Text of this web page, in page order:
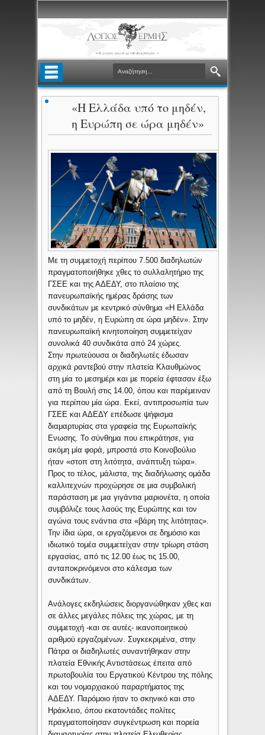
«Η Ελλάδα υπό το μηδέν,
η Ευρώπη σε ώρα μηδέν»
Με τη συμμετοχή περίπου 7.500 διαδηλωτών
πραγματοποιήθηκε χθες το συλλαλητήριο της
ΓΣΕΕ και της ΑΔΕΔΥ, στο πλαίσιο της
πανευρωπαϊκής ημέρας δράσης των
συνδικάτων με κεντρικό σύνθημα «Η Ελλάδα
υπό το μηδέν, η Ευρώπη σε ώρα μηδέν». Στην
πανευρωπαϊκή κινητοποίηση συμμετείχαν
συνολικά 40 συνδικάτα από 24 χώρες.
Στην πρωτεύουσα οι διαδηλωτές έδωσαν
αρχικά ραντεβού στην πλατεία Κλαυθμώνος
στη μία το μεσημέρι και με πορεία έφτασαν έξω
από τη Βουλή στις 14.00, όπου και παρέμειναν
για περίπου μία ώρα. Εκεί, αντιπροσωπία των
ΓΣΕΕ και ΑΔΕΔΥ επέδωσε ψήφισμα
διαμαρτυρίας στα γραφεία της Ευρωπαϊκής
Ενωσης. Το σύνθημα που επικράτησε, για
ακόμη μία φορά, μπροστά στο Κοινοβούλιο
ήταν «στοπ στη λιτότητα, ανάπτυξη τώρα».
Προς το τέλος, μάλιστα, της διαδήλωσης ομάδα
καλλιτεχνών προχώρησε σε μια συμβολική
παράσταση με μια γιγάντια μαριονέτα, η οποία
συμβόλιζε τους λαούς της Ευρώπης και τον
αγώνα τους ενάντια στα «βάρη της λιτότητας».
Την ίδια ώρα, οι εργαζόμενοι σε δημόσιο και
ιδιωτικό τομέα συμμετείχαν στην τρίωρη στάση
εργασίας, από τις 12.00 έως τις 15.00,
ανταποκρινόμενοι στο κάλεσμα των
συνδικάτων.
Ανάλογες εκδηλώσεις διοργανώθηκαν χθες και
σε άλλες μεγάλες πόλεις της χώρας, με τη
συμμετοχή -και σε αυτές- ικανοποιητικού
αριθμού εργαζομένων. Συγκεκριμένα, στην
Πάτρα οι διαδηλωτές συναντήθηκαν στην
πλατεία Εθνικής Αντιστάσεως έπειτα από
πρωτοβουλία του Εργατικού Κέντρου της πόλης
και του νομαρχιακού παραρτήματος της
ΑΔΕΔΥ. Παρόμοιο ήταν το σκηνικό και στο
Ηράκλειο, όπου εκατοντάδες πολίτες
πραγματοποίησαν συγκέντρωση και πορεία